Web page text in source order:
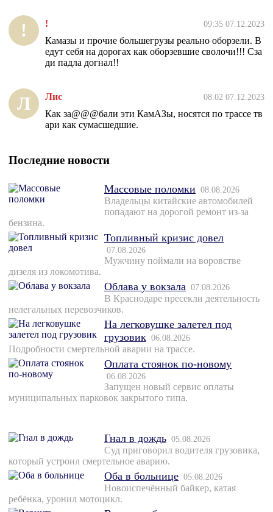
! ! 09:35 07.12.2023
Камазы и прочие большегрузы реально оборзели. В
едут себя на дорогах как оборзевшие сволочи!!! Сза
ди падла догнал!!
Л Лис 08:02 07.12.2023
Как за@@@бали эти КамАЗы, носятся по трассе тв
ари как сумасшедшие.
Последние новости
Массовые поломки 08.08.2026
Владельцы китайские автомобилей
попадают на дорогой ремонт из-за
бензина.
Топливный кризис довел
07.08.2026
Мужчину поймали на воровстве
дизеля из локомотива.
Облава у вокзала 07.08.2026
В Краснодаре пресекли деятельность
нелегальных перевозчиков.
На легковушке залетел под
грузовик 06.08.2026
Подробности смертельной аварии на трассе.
Оплата стоянок по-новому
06.08.2026
Запущен новый сервис оплаты
муниципальных парковок закрытого типа.
Гнал в дождь 05.08.2026
Суд приговорил водителя грузовика,
который устроил смертельное аварию.
Оба в больнице 05.08.2026
Новоиспечённый байкер, катая
ребёнка, уронил мотоцикл.